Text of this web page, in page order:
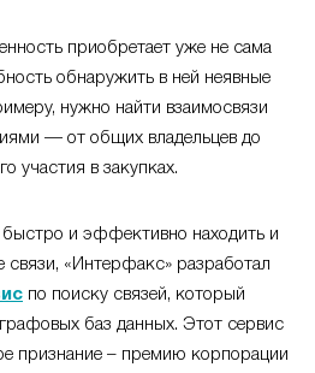
приобретает уже не сама
обнаружить в ней неявные
нужно найти взаимосвязи
— от общих владельцев до
участия в закупках.
и эффективно находить и
связи, «Интерфакс» разработал
по поиску связей, который
баз данных. Этот сервис
признание – премию корпорации